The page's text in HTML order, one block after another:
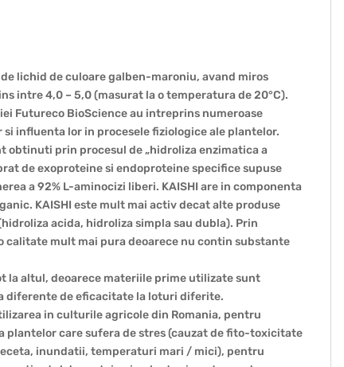
lichid de culoare galben-maroniu, avand miros
intre 4,0 – 5,0 (masurat la o temperatura de 20°C).
Futureco BioScience au intreprins numeroase
influenta lor in procesele fiziologice ale plantelor.
obtinuti prin procesul de „hidroliza enzimatica a
de exoproteine si endoproteine specifice supuse
a 92% L-aminocizi liberi. KAISHI are in componenta
KAISHI este mult mai activ decat alte produse
acida, hidroliza simpla sau dubla). Prin
mult mai pura deoarece nu contin substante
la altul, deoarece materiile prime utilizate sunt
diferente de eficacitate la loturi diferite.
in culturile agricole din Romania, pentru
plantelor care sufera de stres (cauzat de fito-toxicitate
inundatii, temperaturi mari / mici), pentru